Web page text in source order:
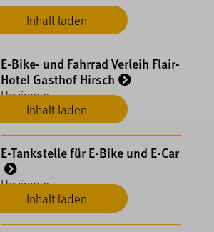
Inhalt laden
Inhalt laden
E-Bike- und Fahrrad Verleih Flair-
Hotel Gasthof Hirsch
Hayingen
Inhalt laden
E-Tankstelle für E-Bike und E-Car
Hayingen